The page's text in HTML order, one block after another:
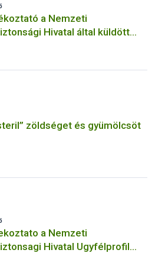
a Nemzeti
Hivatal által küldött
történő regisztrációhoz
vonatkozásában
zöldséget és gyümölcsöt
a Nemzeti
Hivatal Ugyfélprofil
szaporitoanyag